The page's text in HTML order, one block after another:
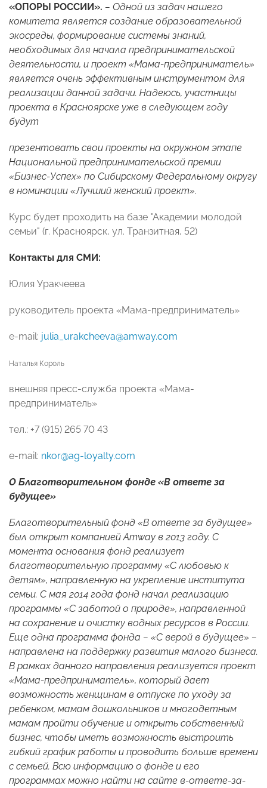
«ОПОРЫ РОССИИ». – Одной из задач нашего
комитета является создание образовательной
экосреды, формирование системы знаний,
необходимых для начала предпринимательской
деятельности, и проект «Мама-предприниматель»
является очень эффективным инструментом для
реализации данной задачи. Надеюсь, участницы
проекта в Красноярске уже в следующем году
будут
презентовать свои проекты на окружном этапе
Национальной предпринимательской премии
«Бизнес-Успех» по Сибирскому Федеральному округу
в номинации «Лучший женский проект».
Курс будет проходить на базе "Академии молодой
семьи" (г. Красноярск, ул. Транзитная, 52)
Контакты для СМИ:
Юлия Уракчеева
руководитель проекта «Мама-предприниматель»
e-mail: julia_urakcheeva@amway.com
Наталья Король
внешняя пресс-служба проекта «Мама-
предприниматель»
тел.: +7 (915) 265 70 43
e-mail: nkor@ag-loyalty.com
O Благотворительном фонде «В ответе за
будущее»
Благотворительный фонд «В ответе за будущее»
был открыт компанией Amway в 2013 году. С
момента основания фонд реализует
благотворительную программу «С любовью к
детям», направленную на укрепление института
семьи. С мая 2014 года фонд начал реализацию
программы «С заботой о природе», направленной
на сохранение и очистку водных ресурсов в России.
Еще одна программа фонда – «С верой в будущее» –
направлена на поддержку развития малого бизнеса.
В рамках данного направления реализуется проект
«Мама-предприниматель», который дает
возможность женщинам в отпуске по уходу за
ребенком, мамам дошкольников и многодетным
мамам пройти обучение и открыть собственный
бизнес, чтобы иметь возможность выстроить
гибкий график работы и проводить больше времени
с семьей. Всю информацию о фонде и его
программах можно найти на сайте в-ответе-за-